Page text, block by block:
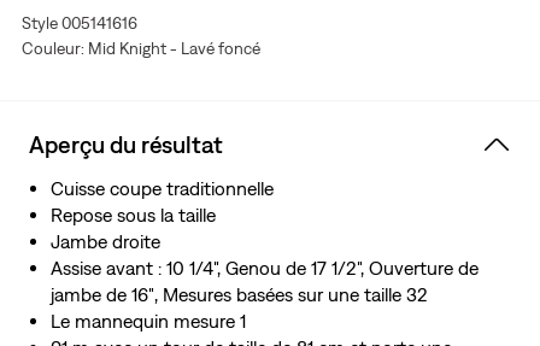
recyclant l’eau, ce qui nous aide à réduire notre impact
sur une ressource limitée.
Style 005141616
Couleur: Mid Knight - Lavé foncé
Aperçu du résultat
Cuisse coupe traditionnelle
Repose sous la taille
Jambe droite
Assise avant : 10 1/4", Genou de 17 1/2", Ouverture de
jambe de 16″, Mesures basées sur une taille 32
Le mannequin mesure 1